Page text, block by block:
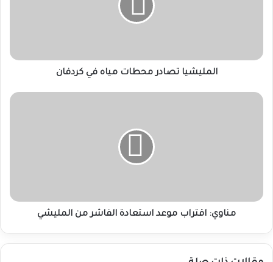
المليشيا تصادر محطات مياه في كردفان
مناوي:
مناوي: اقتراب موعد استعادة الفاشر من المليشي